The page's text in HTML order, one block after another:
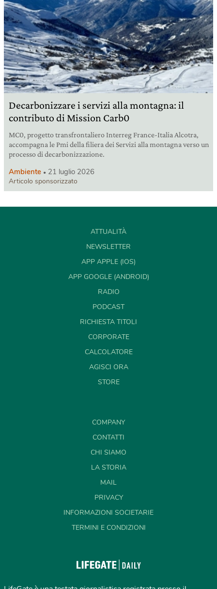
Decarbonizzare i servizi alla montagna: il
contributo di Mission Carb0
MC0, progetto transfrontaliero Interreg France-Italia Alcotra,
accompagna le Pmi della filiera dei Servizi alla montagna verso un
processo di decarbonizzazione.
Ambiente 21 luglio 2026
Articolo sponsorizzato
ATTUALITÀ
NEWSLETTER
APP APPLE (IOS)
APP GOOGLE (ANDROID)
RADIO
PODCAST
RICHIESTA TITOLI
CORPORATE
CALCOLATORE
AGISCI ORA
STORE
COMPANY
CONTATTI
CHI SIAMO
LA STORIA
MAIL
PRIVACY
INFORMAZIONI SOCIETARIE
TERMINI E CONDIZIONI